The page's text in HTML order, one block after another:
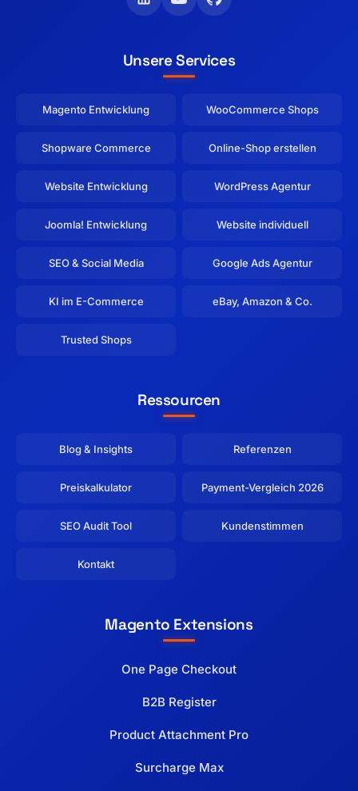
Unsere Services
Magento Entwicklung WooCommerce Shops
Shopware Commerce Online-Shop erstellen
Website Entwicklung WordPress Agentur
Joomla! Entwicklung Website individuell
SEO & Social Media Google Ads Agentur
KI im E-Commerce eBay, Amazon & Co.
Trusted Shops
Ressourcen
Blog & Insights Referenzen
Preiskalkulator Payment-Vergleich 2026
SEO Audit Tool Kundenstimmen
Kontakt
Magento Extensions
One Page Checkout
B2B Register
Product Attachment Pro
Surcharge Max